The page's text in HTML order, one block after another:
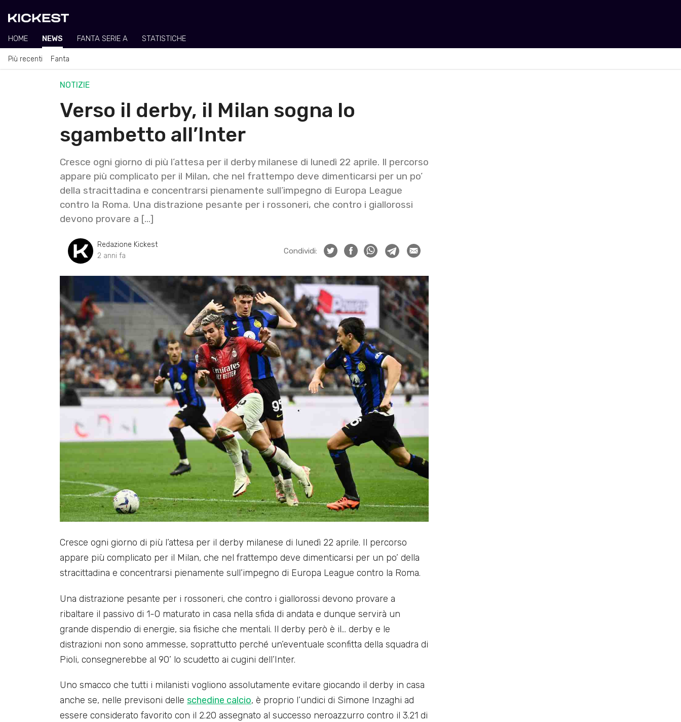
HOME NEWS FANTA SERIE A STATISTICHE
Più recenti Fanta
NOTIZIE
Verso il derby, il Milan sogna lo
sgambetto all’Inter
Cresce ogni giorno di più l’attesa per il derby milanese di lunedì 22 aprile. Il percorso
appare più complicato per il Milan, che nel frattempo deve dimenticarsi per un po’
della stracittadina e concentrarsi pienamente sull’impegno di Europa League
contro la Roma. Una distrazione pesante per i rossoneri, che contro i giallorossi
devono provare a […]
Redazione Kickest
2 anni fa
Condividi:
Cresce ogni giorno di più l’attesa per il derby milanese di lunedì 22 aprile. Il percorso
appare più complicato per il Milan, che nel frattempo deve dimenticarsi per un po’ della
stracittadina e concentrarsi pienamente sull’impegno di Europa League contro la Roma.
Una distrazione pesante per i rossoneri, che contro i giallorossi devono provare a
ribaltare il passivo di 1-0 maturato in casa nella sfida di andata e dunque servirà un
grande dispendio di energie, sia fisiche che mentali. Il derby però è il… derby e le
distrazioni non sono ammesse, soprattutto perché un’eventuale sconfitta della squadra di
Pioli, consegnerebbe al 90’ lo scudetto ai cugini dell’Inter.
Uno smacco che tutti i milanisti vogliono assolutamente evitare giocando il derby in casa
anche se, nelle previsoni delle schedine calcio, è proprio l’undici di Simone Inzaghi ad
essere considerato favorito con il 2.20 assegnato al successo neroazzurro contro il 3.21 di